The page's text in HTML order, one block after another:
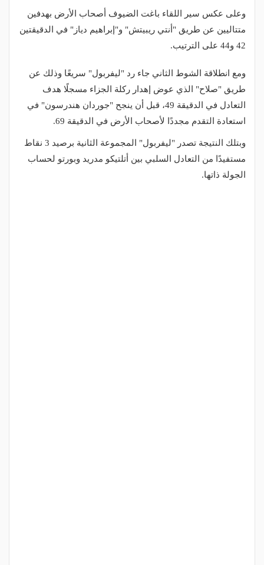
وعلى عكس سير اللقاء باغت الضيوف أصحاب الأرض بهدفين
متتاليين عن طريق "أنتي ريبيتش" و"إبراهيم دياز" في الدقيقتين
42 و44 على الترتيب.
ومع انطلاقة الشوط الثاني جاء رد "ليفربول" سريعًا وذلك عن
طريق "صلاح" الذي عوض إهدار ركلة الجزاء مسجلًا هدف
التعادل في الدقيقة 49، قبل أن ينجح "جوردان هندرسون" في
استعادة التقدم مجددًا لأصحاب الأرض في الدقيقة 69.
وبتلك النتيجة تصدر "ليفربول" المجموعة الثانية برصيد 3 نقاط
مستفيدًا من التعادل السلبي بين أتلتيكو مدريد وبورتو لحساب
الجولة ذاتها.